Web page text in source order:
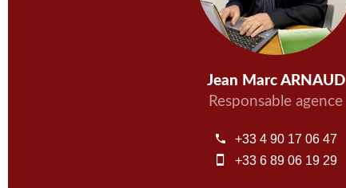
Jean Marc ARNAUD
Responsable agence
+33 4 90 17 06 47
+33 6 89 06 19 29